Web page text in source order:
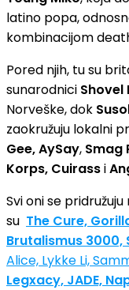
latino popa,
kombinacijom
Pored njih, tu su
sunarodnici Shovel
Norveške, dok
zaokružuju lokalni
Gee, AySay, Smag
Korps, Cuirassi
Svi oni se
su The Cure,
Brutalismus 3000,
Alice, Lykke Li,
Legxacy, JADE,